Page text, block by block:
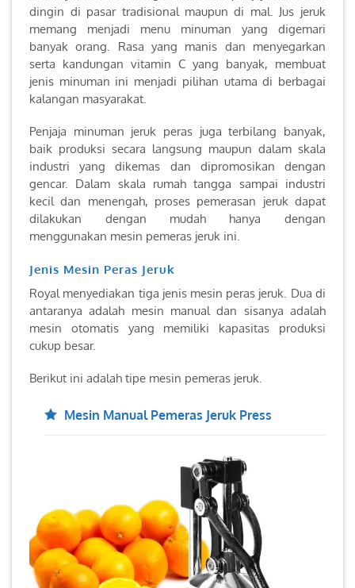
dingin di pasar tradisional maupun di mal. Jus jeruk
memang menjadi menu minuman yang digemari
banyak orang. Rasa yang manis dan menyegarkan
serta kandungan vitamin C yang banyak, membuat
jenis minuman ini menjadi pilihan utama di berbagai
kalangan masyarakat.
Penjaja minuman jeruk peras juga terbilang banyak,
baik produksi secara langsung maupun dalam skala
industri yang dikemas dan dipromosikan dengan
gencar. Dalam skala rumah tangga sampai industri
kecil dan menengah, proses pemerasan jeruk dapat
dilakukan dengan mudah hanya dengan
menggunakan mesin pemeras jeruk ini.
Jenis Mesin Peras Jeruk
Royal menyediakan tiga jenis mesin peras jeruk. Dua di
antaranya adalah mesin manual dan sisanya adalah
mesin otomatis yang memiliki kapasitas produksi
cukup besar.
Berikut ini adalah tipe mesin pemeras jeruk.
Mesin Manual Pemeras Jeruk Press